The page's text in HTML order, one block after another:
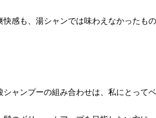
感も、湯シャンでは味わえなかったもの
ャンプーの組み合わせは、私にとってベ